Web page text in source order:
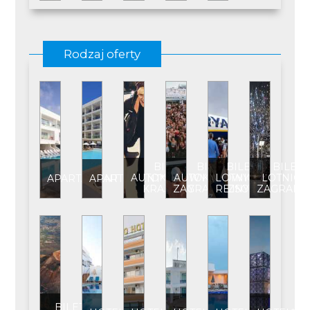
Rodzaj oferty
APARTAMENTAPARTAMENT****
BILET
AUTOKAROWY
KRAJOWY
BILET
AUTOKAROWY
ZAGRANICZNY
BILET
LOTNICZY
REJSOWY
BILET
BILET